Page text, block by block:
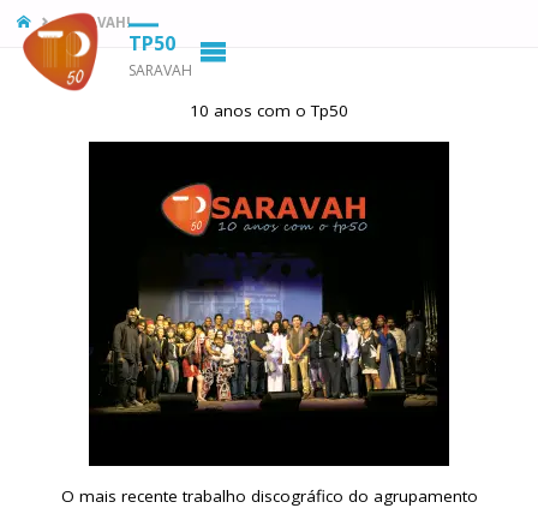
TP50
SARAVAH
HOMESARAVAH!
10 anos com o Tp50
O mais recente trabalho discográfico do agrupamento